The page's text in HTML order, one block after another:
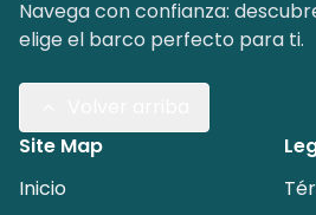
Navega con confianza:
elige el barco perfecto para ti.
Site Map
Inicio